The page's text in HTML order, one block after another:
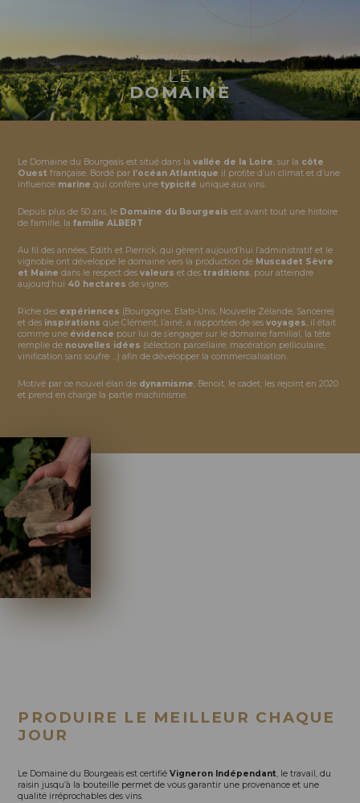
Accueil / Le domaine
LE
DOMAINE
Le Domaine du Bourgeais est situé dans lavallée de la Loire, sur la côte
Ouestfrançaise. Bordé par l’océan Atlantique il profite d’un climat et d’une
influence marine qui confère unetypicité unique aux vins.
Depuis plus de 50 ans, le Domaine du Bourgeaisest avant tout une histoire
de famille, lafamille ALBERT.
Au fil des années, Edith et Pierrick, qui gèrent aujourd’hui l’administratif et le
vignoble ont développé le domaine vers la production de Muscadet Sèvre
et Maine dans le respect desvaleurset destraditions, pour atteindre
aujourd’hui 40 hectaresde vignes.
Riche des expériences (Bourgogne, Etats-Unis, Nouvelle Zélande, Sancerre)
et des inspirations que Clément, l’ainé, a rapportées de sesvoyages, il était
comme une évidence pour lui de s’engager sur le domaine familial, la tête
remplie de nouvelles idées (sélection parcellaire, macération pelliculaire,
vinification sans soufre …) afin de développer la commercialisation.
Motivé par ce nouvel élan de dynamisme, Benoit, le cadet, les rejoint en 2020
et prend en charge la partie machinisme.
PRODUIRE LE MEILLEUR CHAQUE
JOUR
Le Domaine du Bourgeais est certifiéVigneron Indépendant, le travail, du
raisin jusqu’à la bouteille permet de vous garantir une provenance et une
qualité irréprochables des vins.